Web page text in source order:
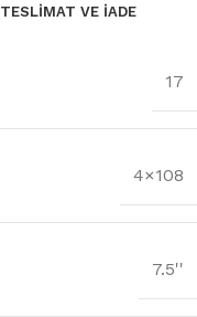
TESLIMAT VE İADE
17
4×108
7.5''